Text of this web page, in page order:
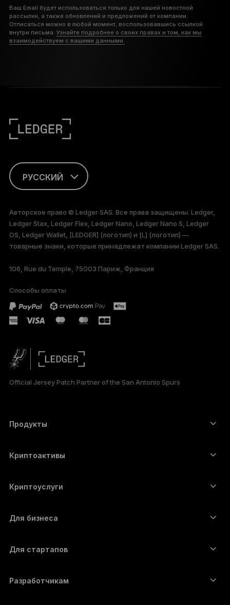
Ваш Email будет использоваться только для нашей новостной
рассылки, а также обновлений и предложений от компании.
Отписаться можно в любой момент, воспользовавшись ссылкой
внутри письма. Узнайте подробнее о своих правах и том, как мы
взаимодействуем с вашими данными.
РУССКИЙ
FRANÇAIS
TÜRKÇE
DEUTSCH
PORTUGUÊS
ESPAÑOL
日本語
Авторское право © Ledger SAS. Все права защищены. Ledger,
Ledger Stax, Ledger Flex, Ledger Nano, Ledger Nano S, Ledger
OS, Ledger Wallet, [LEDGER] (логотип) и [L] (логотип) —
товарные знаки, которые принадлежат компании Ledger SAS.
106, Rue du Temple, 75003 Париж, Франция
Способы оплаты
Official Jersey Patch Partner of the San Antonio Spurs
Продукты
Аппаратный кошелёк
Ledger Stax
Ledger Nano Classics
Наборы
Все продукты
Криптоактивы
Ethereum-кошелёк
Cardano-кошелёк
Monero-кошелёк
Полный список активов
Криптоуслуги
Купить криптовалюту
Обменять криптовалюту
Для бизнеса
Для стартапов
Разработчикам